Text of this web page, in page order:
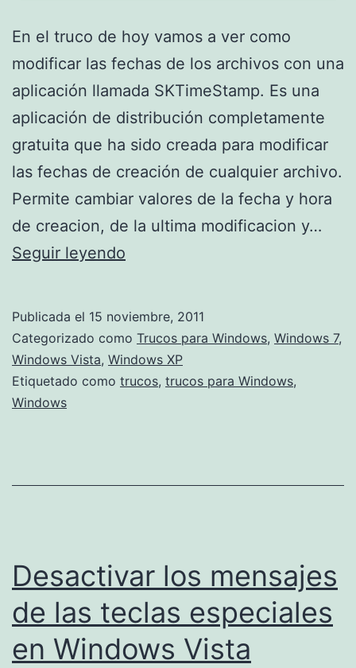
En el truco de hoy vamos a ver como
modificar las fechas de los archivos con una
aplicación llamada SKTimeStamp. Es una
aplicación de distribución completamente
gratuita que ha sido creada para modificar
las fechas de creación de cualquier archivo.
Permite cambiar valores de la fecha y hora
de creacion, de la ultima modificacion y…
Seguir leyendo
Stamp
en
Windows
Publicada el 15 noviembre, 2011
Categorizado como Trucos para Windows, Windows 7,
Windows Vista, Windows XP
Etiquetado como trucos, trucos para Windows,
Windows
Desactivar los mensajes
de las teclas especiales
en Windows Vista